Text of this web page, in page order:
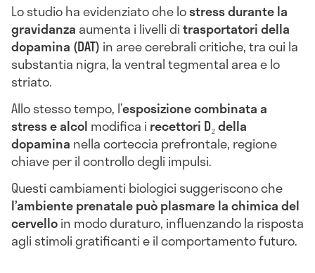
Lo studio ha evidenziato che lostress durante la
gravidanza aumenta i livelli ditrasportatori della
dopamina (DAT) in aree cerebrali critiche, tra cui la
substantia nigra, la ventral tegmental area e lo
striato.
Allo stesso tempo, l’esposizione combinata a
stress e alcol modifica i recettori D₂ della
dopamina nella corteccia prefrontale, regione
chiave per il controllo degli impulsi.
Questi cambiamenti biologici suggeriscono che
l’ambiente prenatale può plasmare la chimica del
cervelloin modo duraturo, influenzando la risposta
agli stimoli gratificanti e il comportamento futuro.